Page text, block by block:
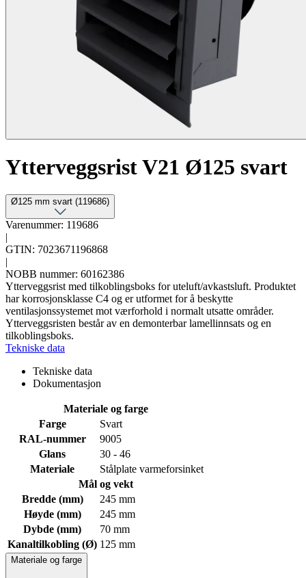
Ytterveggsrist V21 Ø125 svart
Ø125 mm svart (119686)
Varenummer: 119686
|
GTIN: 7023671196868
|
NOBB nummer: 60162386
Ytterveggsrist med tilkoblingsboks for uteluft/avkastsluft. Produktet
har korrosjonsklasse C4 og er utformet for å beskytte
ventilasjonssystemet mot værforhold i normalt utsatte områder.
Ytterveggsristen består av en demonterbar lamellinnsats og en
tilkoblingsboks.
Tekniske data
Tekniske data
Dokumentasjon
Materiale og farge
Farge
Svart
RAL-nummer
9005
Glans
30 - 46
Materiale
Stålplate varmeforsinket
Mål og vekt
Bredde (mm)
245 mm
Høyde (mm)
245 mm
Dybde (mm)
70 mm
Kanaltilkobling (Ø) 125 mm
Materiale og farge